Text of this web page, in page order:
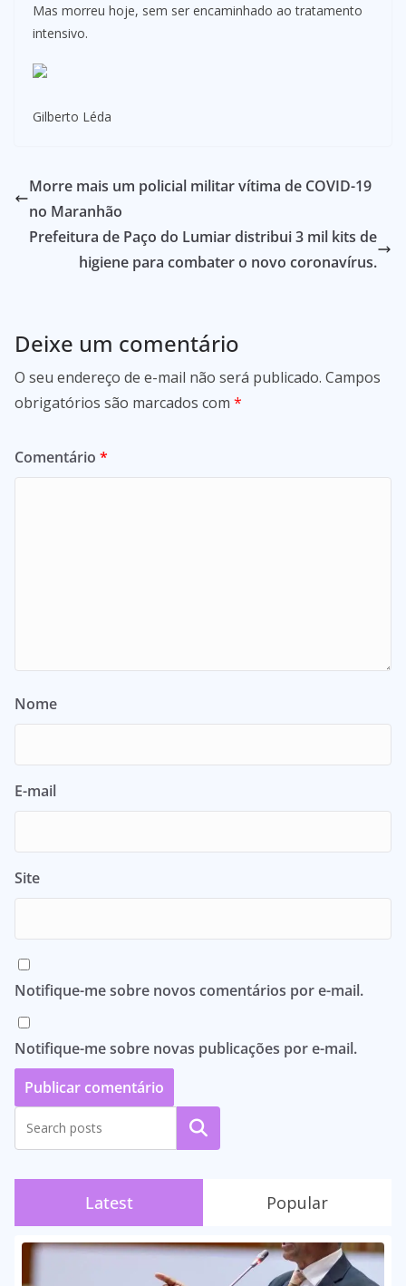
Mas morreu hoje, sem ser encaminhado ao tratamento
intensivo.
Gilberto Léda
Morre mais um policial militar vítima de COVID-19
no Maranhão
Prefeitura de Paço do Lumiar distribui 3 mil kits de
higiene para combater o novo coronavírus.
Deixe um comentário
O seu endereço de e-mail não será publicado. Campos
obrigatórios são marcados com *
Comentário *
Nome
E-mail
Site
Notifique-me sobre novos comentários por e-mail.
Notifique-me sobre novas publicações por e-mail.
Pesquisar
Latest Popular